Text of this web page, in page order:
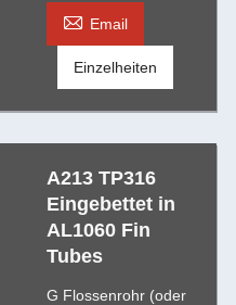
 Email
Einzelheiten
A213 TP316
Eingebettet in
AL1060 Fin
Tubes
G Flossenrohr (oder